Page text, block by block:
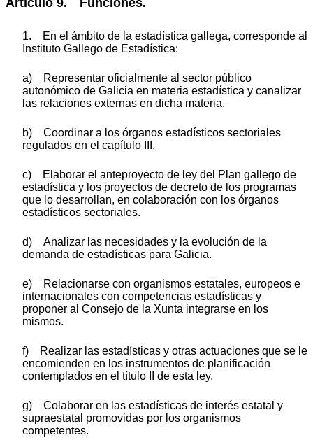
Artículo 9. Funciones.
1. En el ámbito de la estadística gallega, corresponde al
Instituto Gallego de Estadística:
a) Representar oficialmente al sector público
autonómico de Galicia en materia estadística y canalizar
las relaciones externas en dicha materia.
b) Coordinar a los órganos estadísticos sectoriales
regulados en el capítulo III.
c) Elaborar el anteproyecto de ley del Plan gallego de
estadística y los proyectos de decreto de los programas
que lo desarrollan, en colaboración con los órganos
estadísticos sectoriales.
d) Analizar las necesidades y la evolución de la
demanda de estadísticas para Galicia.
e) Relacionarse con organismos estatales, europeos e
internacionales con competencias estadísticas y
proponer al Consejo de la Xunta integrarse en los
mismos.
f) Realizar las estadísticas y otras actuaciones que se le
encomienden en los instrumentos de planificación
contemplados en el título II de esta ley.
g) Colaborar en las estadísticas de interés estatal y
supraestatal promovidas por los organismos
competentes.